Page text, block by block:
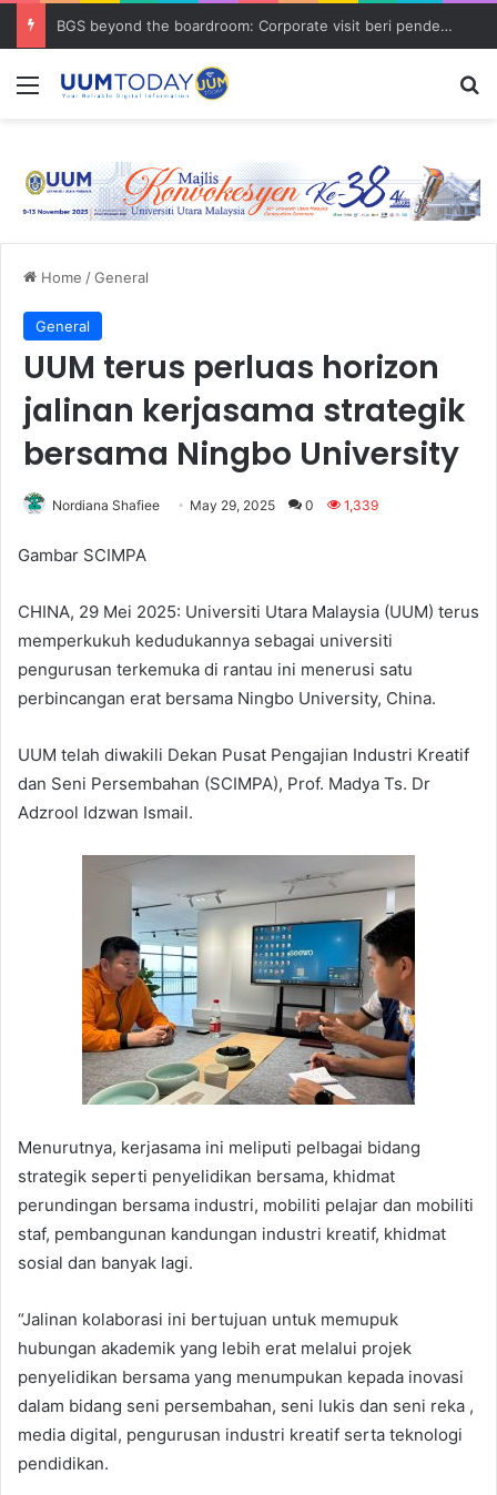
BGS beyond the boardroom: Corporate visit beri pendedahan dunia korporat kepada PELAJAR UUM
Menu
Home /General
General
UUM terus perluas horizon
jalinan kerjasama strategik
bersama Ningbo University
Nordiana Shafiee May 29, 2025 0 1,339
Gambar SCIMPA
CHINA, 29 Mei 2025: Universiti Utara Malaysia (UUM) terus
memperkukuh kedudukannya sebagai universiti
pengurusan terkemuka di rantau ini menerusi satu
perbincangan erat bersama Ningbo University, China.
UUM telah diwakili Dekan Pusat Pengajian Industri Kreatif
dan Seni Persembahan (SCIMPA), Prof. Madya Ts. Dr
Adzrool Idzwan Ismail.
Menurutnya, kerjasama ini meliputi pelbagai bidang
strategik seperti penyelidikan bersama, khidmat
perundingan bersama industri, mobiliti pelajar dan mobiliti
staf, pembangunan kandungan industri kreatif, khidmat
sosial dan banyak lagi.
“Jalinan kolaborasi ini bertujuan untuk memupuk
hubungan akademik yang lebih erat melalui projek
penyelidikan bersama yang menumpukan kepada inovasi
dalam bidang seni persembahan, seni lukis dan seni reka ,
media digital, pengurusan industri kreatif serta teknologi
pendidikan.